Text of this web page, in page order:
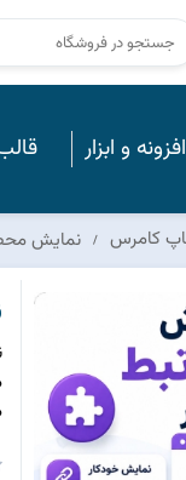
افزونه و ابزار
نمایش